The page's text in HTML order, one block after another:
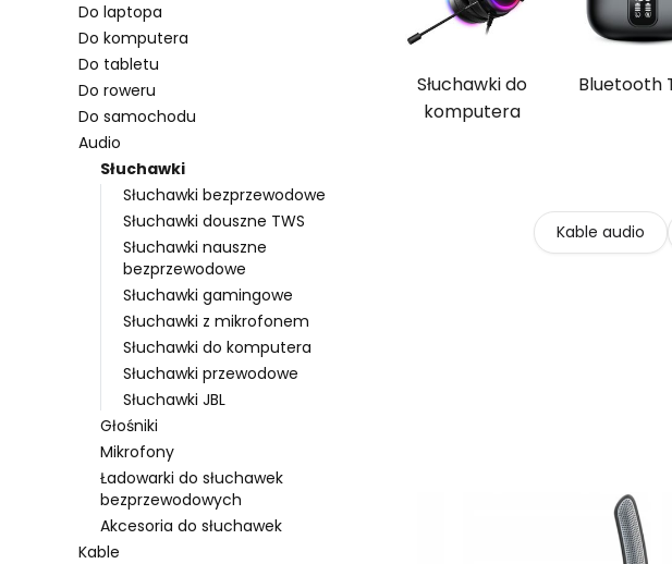
Do laptopa
Do komputera
Do tabletu
Do roweru
Do samochodu
Audio
Słuchawki
Słuchawki bezprzewodowe
Słuchawki douszne TWS
Słuchawki nauszne
bezprzewodowe
Słuchawki gamingowe
Słuchawki z mikrofonem
Słuchawki do komputera
Słuchawki przewodowe
Słuchawki JBL
Głośniki
Mikrofony
Ładowarki do słuchawek
bezprzewodowych
Akcesoria do słuchawek
Kable
Słuchawki do
komputera
Bluetooth
Kable audio